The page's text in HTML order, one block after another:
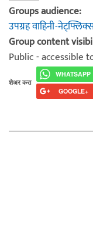
Groups audience:
उपग्रह वाहिनी-
Group content
Public - accessible
शेअर करा
WHATSAPP
GOOGLE+